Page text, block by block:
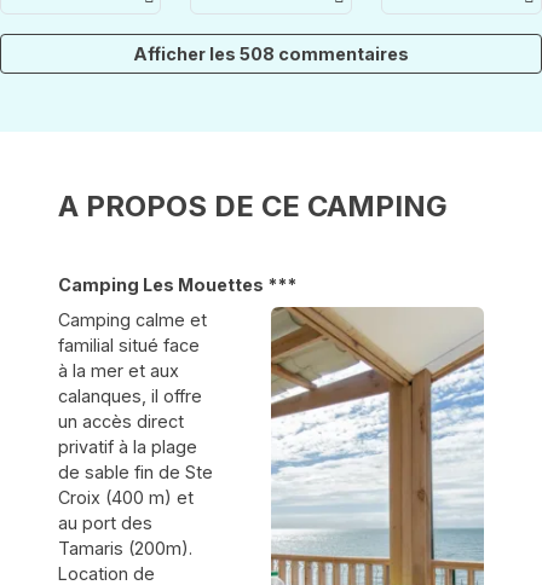
bien fleuri,
ombragé et
toujours très
propre. Le
proximité et
plage est
tres
reviendrons
hésitation.
l’accès direct
à la mer, très
La présence
place est un
plus pour se
toujours là si
besoin... que
plus.... tout
bonnes
raisonnable
dans une
certainement
dernière fois!
Merci
l'équipe des
mouettes!
Bonne
saison et à
bientôt.
Afficher les 508 commentaires
A PROPOS DE CE CAMPING
Camping Les Mouettes ***
Camping calme et
familial situé face
à la mer et aux
calanques, il offre
un accès direct
privatif à la plage
de sable fin de Ste
Croix (400 m) et
au port des
Tamaris (200m).
Location de